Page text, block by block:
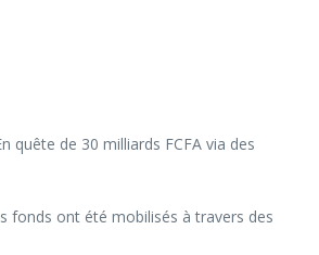
quête de 30 milliards FCFA via des
fonds ont été mobilisés à travers des